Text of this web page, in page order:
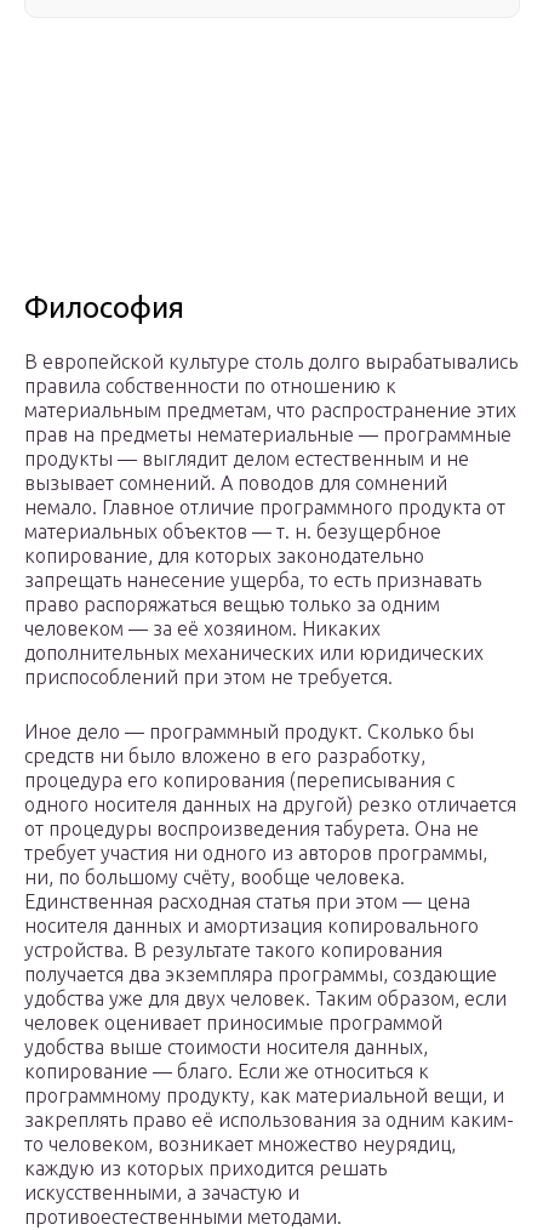
Философия
В европейской культуре столь долго вырабатывались
правила собственности по отношению к
материальным предметам, что распространение этих
прав на предметы нематериальные — программные
продукты — выглядит делом естественным и не
вызывает сомнений. А поводов для сомнений
немало. Главное отличие программного продукта от
материальных объектов — т. н. безущербное
копирование, для которых законодательно
запрещать нанесение ущерба, то есть признавать
право распоряжаться вещью только за одним
человеком — за её хозяином. Никаких
дополнительных механических или юридических
приспособлений при этом не требуется.
Иное дело — программный продукт. Сколько бы
средств ни было вложено в его разработку,
процедура его копирования (переписывания с
одного носителя данных на другой) резко отличается
от процедуры воспроизведения табурета. Она не
требует участия ни одного из авторов программы,
ни, по большому счёту, вообще человека.
Единственная расходная статья при этом — цена
носителя данных и амортизация копировального
устройства. В результате такого копирования
получается два экземпляра программы, создающие
удобства уже для двух человек. Таким образом, если
человек оценивает приносимые программой
удобства выше стоимости носителя данных,
копирование — благо. Если же относиться к
программному продукту, как материальной вещи, и
закреплять право её использования за одним каким-
то человеком, возникает множество неурядиц,
каждую из которых приходится решать
искусственными, а зачастую и
противоестественными методами.